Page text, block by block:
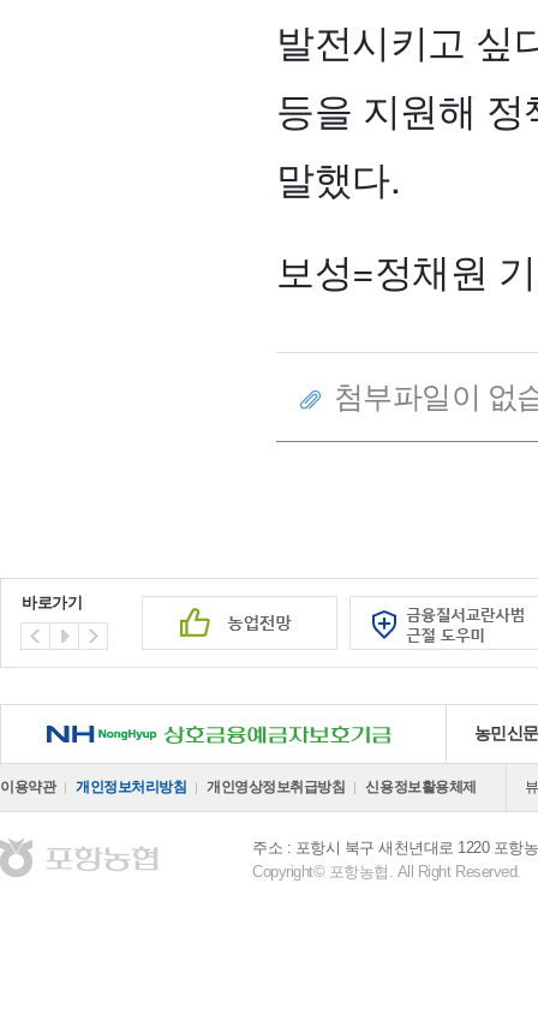
발전시키고 싶
등을 지원해
말했다.
보성=정채원
첨부파일이 없
바로가기
NH 상호금융예금자보호기금 농민신
이용약관 개인정보처리방침 개인영상정보취급방침 신용정보활용체제
주소 : 포항시 북구 새천년대로 1220 포항
Copyright© 포항농협. All Right Reserved.